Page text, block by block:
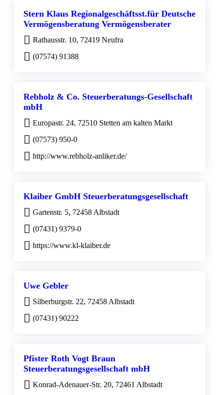
Stern Klaus Regionalgeschäftsst.für Deutsche
Vermögensberatung Vermögensberater
Rathausstr. 10, 72419 Neufra
(07574) 91388
Rebholz & Co. Steuerberatungs-Gesellschaft
mbH
Europastr. 24, 72510 Stetten am kalten Markt
(07573) 950-0
http://www.rebholz-anliker.de/
Klaiber GmbH Steuerberatungsgesellschaft
Gartenstr. 5, 72458 Albstadt
(07431) 9379-0
https://www.kl-klaiber.de
Uwe Gebler
Silberburgstr. 22, 72458 Albstadt
(07431) 90222
Pfister Roth Vogt Braun
Steuerberatungsgesellschaft mbH
Konrad-Adenauer-Str. 20, 72461 Albstadt